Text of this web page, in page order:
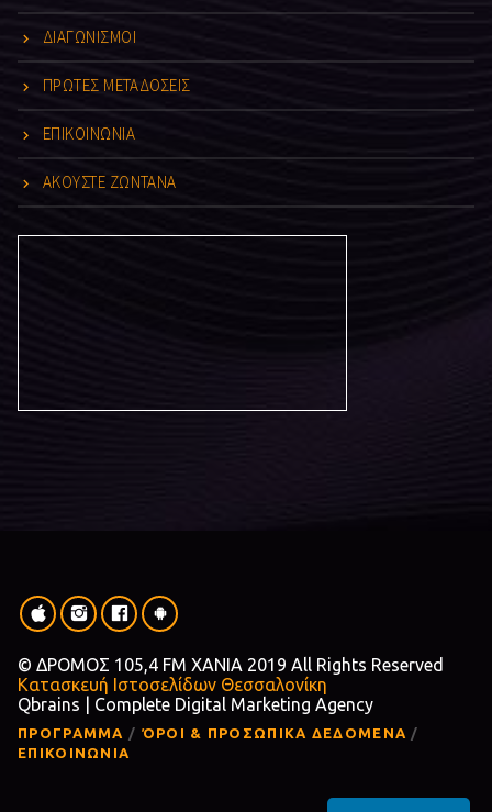
ΔΙΑΓΩΝΙΣΜΟΙ
ΠΡΩΤΕΣ ΜΕΤΑΔΟΣΕΙΣ
ΕΠΙΚΟΙΝΩΝΙΑ
ΑΚΟΥΣΤΕ ΖΩΝΤΑΝΑ
© ΔΡΟΜΟΣ 105,4 FM ΧΑΝΙΑ 2019 All Rights Reserved
Κατασκευή Ιστοσελίδων Θεσσαλονίκη
Qbrains | Complete Digital Marketing Agency
ΠΡΟΓΡΑΜΜΑ
ΌΡΟΙ & ΠΡΟΣΩΠΙΚΑ ΔΕΔΟΜΕΝΑ
ΕΠΙΚΟΙΝΩΝΙΑ